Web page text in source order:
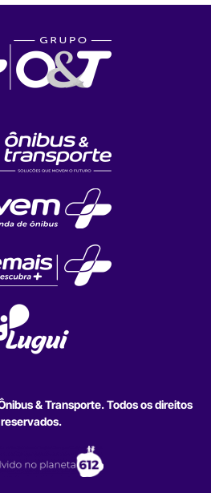
& Transporte. Todos os direitos
reservados.